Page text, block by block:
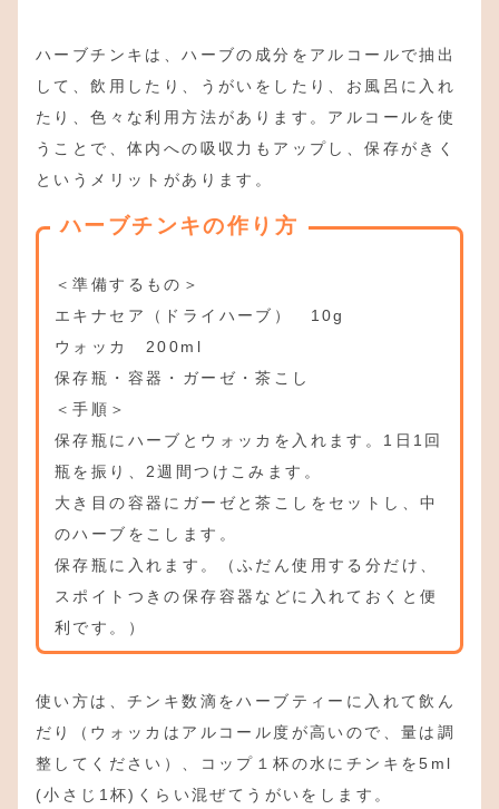
ハーブチンキは、ハーブの成分をアルコールで抽出
して、飲用したり、うがいをしたり、お風呂に入れ
たり、色々な利用方法があります。アルコールを使
うことで、体内への吸収力もアップし、保存がきく
というメリットがあります。
ハーブチンキの作り方
＜準備するもの＞
エキナセア（ドライハーブ） 10g
ウォッカ 200ml
保存瓶・容器・ガーゼ・茶こし
＜手順＞
保存瓶にハーブとウォッカを入れます。1日1回
瓶を振り、2週間つけこみます。
大き目の容器にガーゼと茶こしをセットし、中
のハーブをこします。
保存瓶に入れます。（ふだん使用する分だけ、
スポイトつきの保存容器などに入れておくと便
利です。）
使い方は、チンキ数滴をハーブティーに入れて飲ん
だり（ウォッカはアルコール度が高いので、量は調
整してください）、コップ１杯の水にチンキを5ml
(小さじ1杯)くらい混ぜてうがいをします。